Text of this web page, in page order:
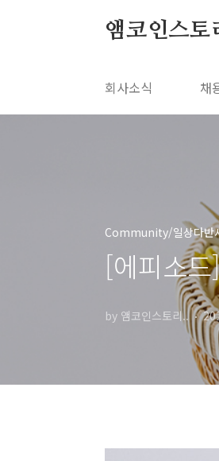
앰코인스토
회사소식 채
Community/일상다반
[에피소
by 앰코인스토리..